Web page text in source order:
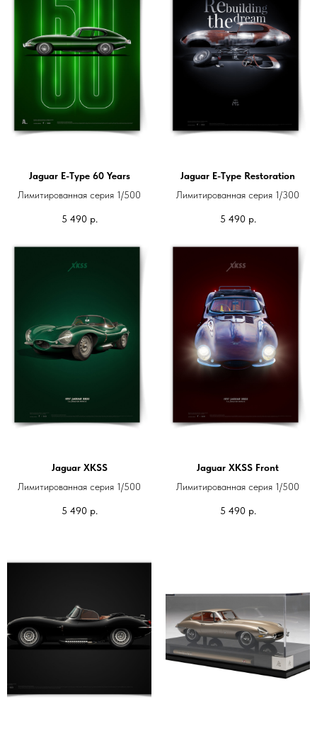
Jaguar E-Type 60 Years
Лимитированная серия 1/500
5 490 р.
Jaguar E-Type Restoration
Лимитированная серия 1/300
5 490 р.
Jaguar XKSS
Лимитированная серия 1/500
5 490 р.
Jaguar XKSS Front
Лимитированная серия 1/500
5 490 р.